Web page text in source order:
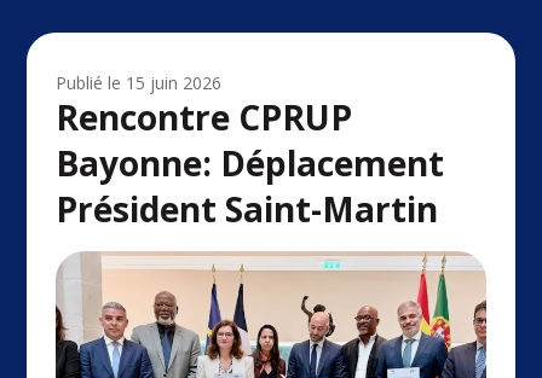
Publié le 15 juin 2026
Rencontre CPRUP
Bayonne: Déplacement
Président Saint-Martin